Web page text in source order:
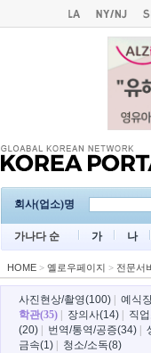
회사(업소)명
가나다 순 가 나
HOME > 옐로우페이지 > 전문서
사진현상/촬영(100) 예식
학관(35)
장의사(14) 직
(20)
번역/통역/공증(34)
금속(1)
청소/소독(8)